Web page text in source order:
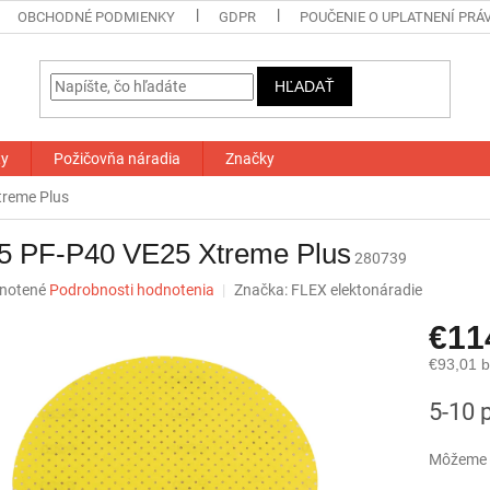
OBCHODNÉ PODMIENKY GDPR POUČENIE O UPLATNENÍ
HĽADAŤ
Požičovňa náradia Značky
Plus
PF-P40 VE25 Xtreme Plus 280739
Podrobnosti hodnotenia Značka: FLEX elektonáradie
€93,01
cena:
5-10